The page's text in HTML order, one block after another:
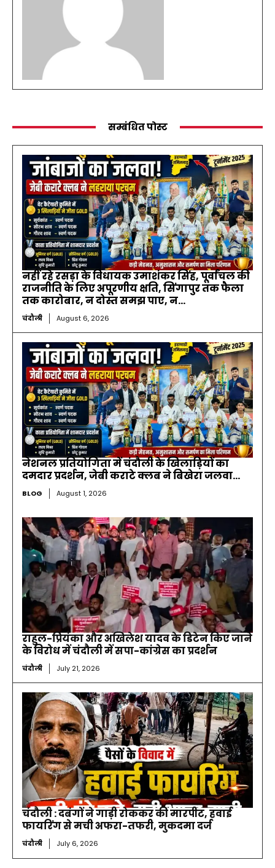
सम्बंधित पोस्ट
नहीं रहे रसड़ा के विधायक उमाशंकर सिंह, पूर्वांचल की
राजनीति के लिए अपूरणीय क्षति, सिंगापुर तक फैला
तक कारोबार, न दोस्त समझ पाए, न...
चंदौली August 6, 2026
नेशनल प्रतियोगिता में चंदौली के खिलाड़ियों का
दमदार प्रदर्शन, जेबी कराटे क्लब ने बिखेरा जलवा…
BLOG August 1, 2026
राहुल-प्रियंका और अखिलेश यादव के डिटेन किए जाने
के विरोध में चंदौली में सपा-कांग्रेस का प्रदर्शन
चंदौली July 21, 2026
चंदौली : दबंगों ने गाड़ी रोककर की मारपीट, हवाई
फायरिंग से मची अफरा-तफरी, मुकदमा दर्ज
चंदौली July 6, 2026